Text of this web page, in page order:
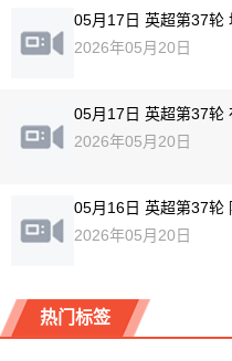
05月17日 英超第37轮
2026年05月20日
05月17日 英超第37轮
2026年05月20日
05月16日 英超第37轮
2026年05月20日
热门标签